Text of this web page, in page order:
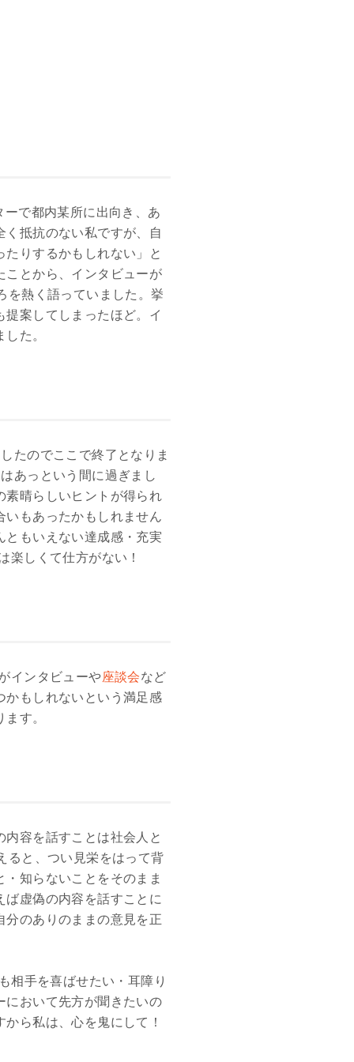
ーで都内某所に出向き、あ
抵抗のない私ですが、自
りするかもしれない」と
ことから、インタビューが
を熱く語っていました。挙
案してしまったほど。イ
た。
たのでここで終了となりま
あっという間に過ぎまし
素晴らしいヒントが得られ
いもあったかもしれません
ともいえない達成感・充実
楽しくて仕方がない！
インタビューや座談会など
かもしれないという満足感
す。
容を話すことは社会人と
ると、つい見栄をはって背
知らないことをそのまま
虚偽の内容を話すことに
分のありのままの意見を正
相手を喜ばせたい・耳障り
において先方が聞きたいの
ら私は、心を鬼にして！